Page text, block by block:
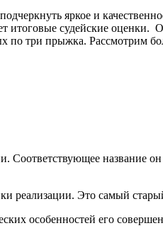
яркое и
итоговые судейские
по три прыжка. Рассмотрим
название он
реализации. Это самый
особенностей его